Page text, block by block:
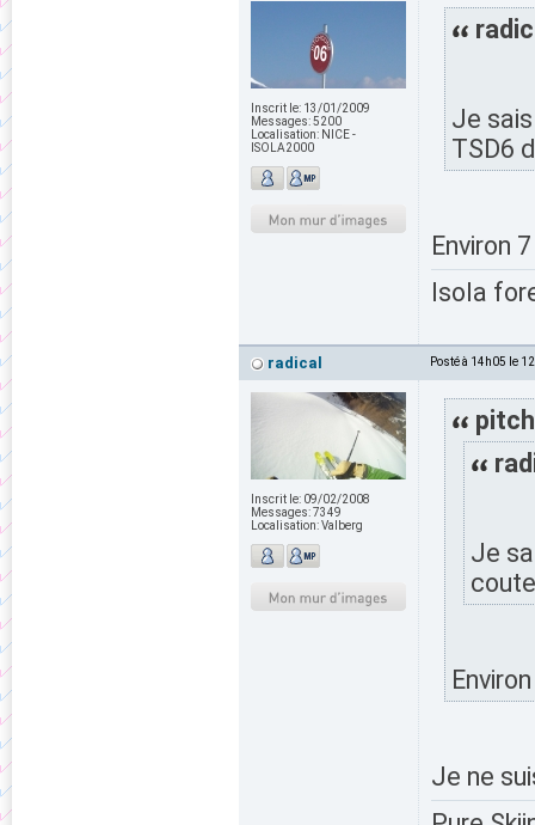
Inscrit le: 13/01/2009
Messages:5200
Localisation: NICE -
ISOLA2000
Je
TSD6
Environ
Isola
radical Posté à 14h05 le
Inscrit le: 09/02/2008
Messages:7349
Localisation:Valberg
Je
Je ne